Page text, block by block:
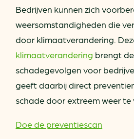
Bedrijven kunnen zich
weersomstandigheden die
door klimaatverandering.
klimaatverandering brengt
schadegevolgen voor
geeft daarbij direct
schade door extreem weer te
Doe de preventiescan